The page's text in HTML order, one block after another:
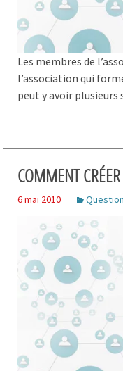
Les membres de
l’association qui
peut y avoir plusieurs
COMMENT
6 mai 2010